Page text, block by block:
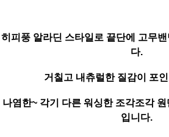
히피풍 알라딘 스타일로 끝단에 고무
다.
거칠고 내츄럴한 질감이 포
나염한~ 각기 다른 워싱한 조각조각
입니다.